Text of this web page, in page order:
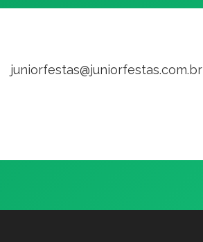
juniorfestas@juniorfestas.com.br